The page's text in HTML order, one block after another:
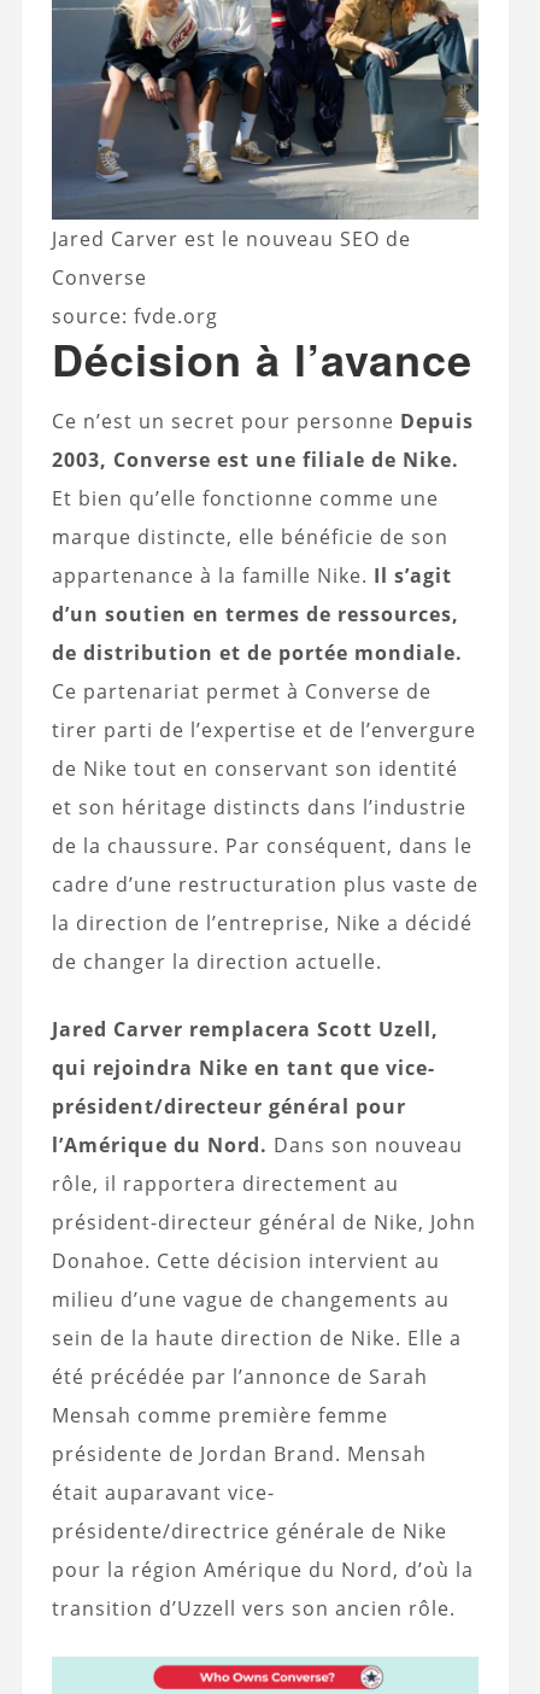
Jared Carver est le nouveau SEO de
Converse
source: fvde.org
Décision à l’avance
Ce n’est un secret pour personne Depuis
2003, Converse est une filiale de Nike.
Et bien qu’elle fonctionne comme une
marque distincte, elle bénéficie de son
appartenance à la famille Nike. Il s’agit
d’un soutien en termes de ressources,
de distribution et de portée mondiale.
Ce partenariat permet à Converse de
tirer parti de l’expertise et de l’envergure
de Nike tout en conservant son identité
et son héritage distincts dans l’industrie
de la chaussure. Par conséquent, dans le
cadre d’une restructuration plus vaste de
la direction de l’entreprise, Nike a décidé
de changer la direction actuelle.
Jared Carver remplacera Scott Uzell,
qui rejoindra Nike en tant que vice-
président/directeur général pour
l’Amérique du Nord. Dans son nouveau
rôle, il rapportera directement au
président-directeur général de Nike, John
Donahoe. Cette décision intervient au
milieu d’une vague de changements au
sein de la haute direction de Nike. Elle a
été précédée par l’annonce de Sarah
Mensah comme première femme
présidente de Jordan Brand. Mensah
était auparavant vice-
présidente/directrice générale de Nike
pour la région Amérique du Nord, d’où la
transition d’Uzzell vers son ancien rôle.